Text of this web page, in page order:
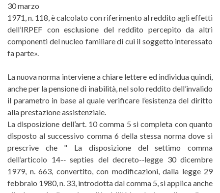
30 marzo
1971, n. 118, è calcolato con riferimento al reddito agli effetti
dell’IRPEF con esclusione del reddito percepito da altri
componenti del nucleo familiare di cui il soggetto interessato
fa parte».
La nuova norma interviene a chiare lettere ed individua quindi,
anche per la pensione di inabilità, nel solo reddito dell’invalido
il parametro in base al quale verificare l’esistenza del diritto
alla prestazione assistenziale.
La disposizione dell’art. 10 comma 5 si completa con quanto
disposto al successivo comma 6 della stessa norma dove si
prescrive che " La disposizione del settimo comma
dell’articolo 14-­‐ septies del decreto-­‐legge 30 dicembre
1979, n. 663, convertito, con modificazioni, dalla legge 29
febbraio 1980, n. 33, introdotta dal comma 5, si applica anche